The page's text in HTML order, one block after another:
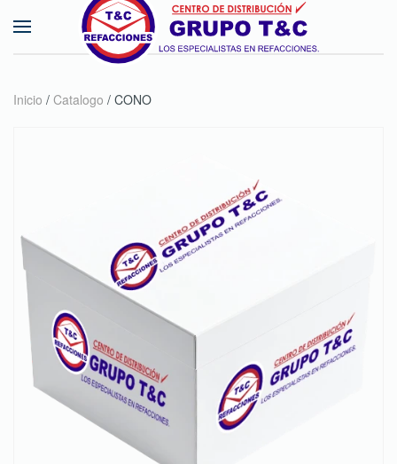
Skip to main content
Inicio / Catalogo / CONO